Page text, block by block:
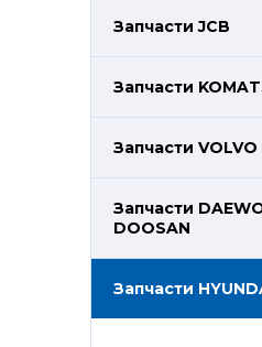
Запчасти JCB
Запчасти
Запчасти VOLVO
Запчасти
DOOSAN
Запчасти